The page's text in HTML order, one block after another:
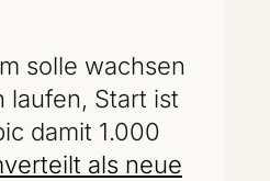
solle wachsen
laufen, Start ist
damit 1.000
als neue